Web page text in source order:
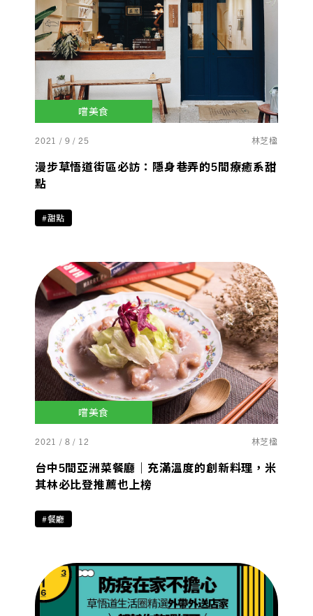
嚐美食
2021 / 9 / 25 林芝楹
漫步草悟道街區必訪：隱身巷弄的5間療癒系甜
點
#甜點
嚐美食
2021 / 8 / 12 林芝楹
台中5間亞洲菜餐廳｜充滿溫度的創新料理，米
其林必比登推薦也上榜
#餐廳